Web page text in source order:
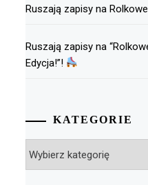
Ruszają zapisy na
Ruszają zapisy na
Edycja!”!
KATEGORIE